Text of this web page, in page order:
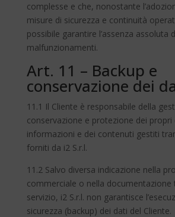
complesse e che, nonostante
misure di sicurezza e continuità
possibile garantire l’assenza assoluta
malfunzionamenti.
Art. 11 – Backup e
conservazione dei
11.1 Il Cliente è responsabile della
conservazione e protezione dei propri
informazioni e dei contenuti gestiti
forniti da i2 S.r.l.
11.2 Salvo diversa indicazione nella
commerciale o nella documentazione
servizio, i2 S.r.l. non garantisce
sicurezza (backup) dei dati del Cliente.